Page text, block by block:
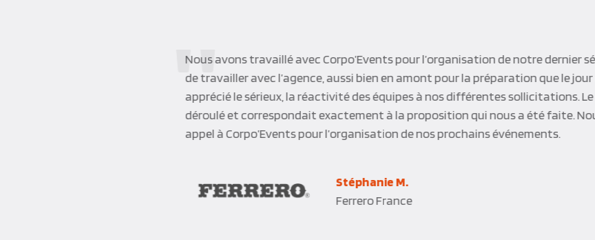
Nous avons travaillé avec Corpo’Events pour l’organisation de notre dernier
de travailler avec l’agence, aussi bien en amont pour la préparation que le
apprécié le sérieux, la réactivité des équipes à nos différentes sollicitations. Le
déroulé et correspondait exactement à la proposition qui nous a été faite.
appel à Corpo’Events pour l’organisation de nos prochains événements.
Stéphanie M.
Ferrero France